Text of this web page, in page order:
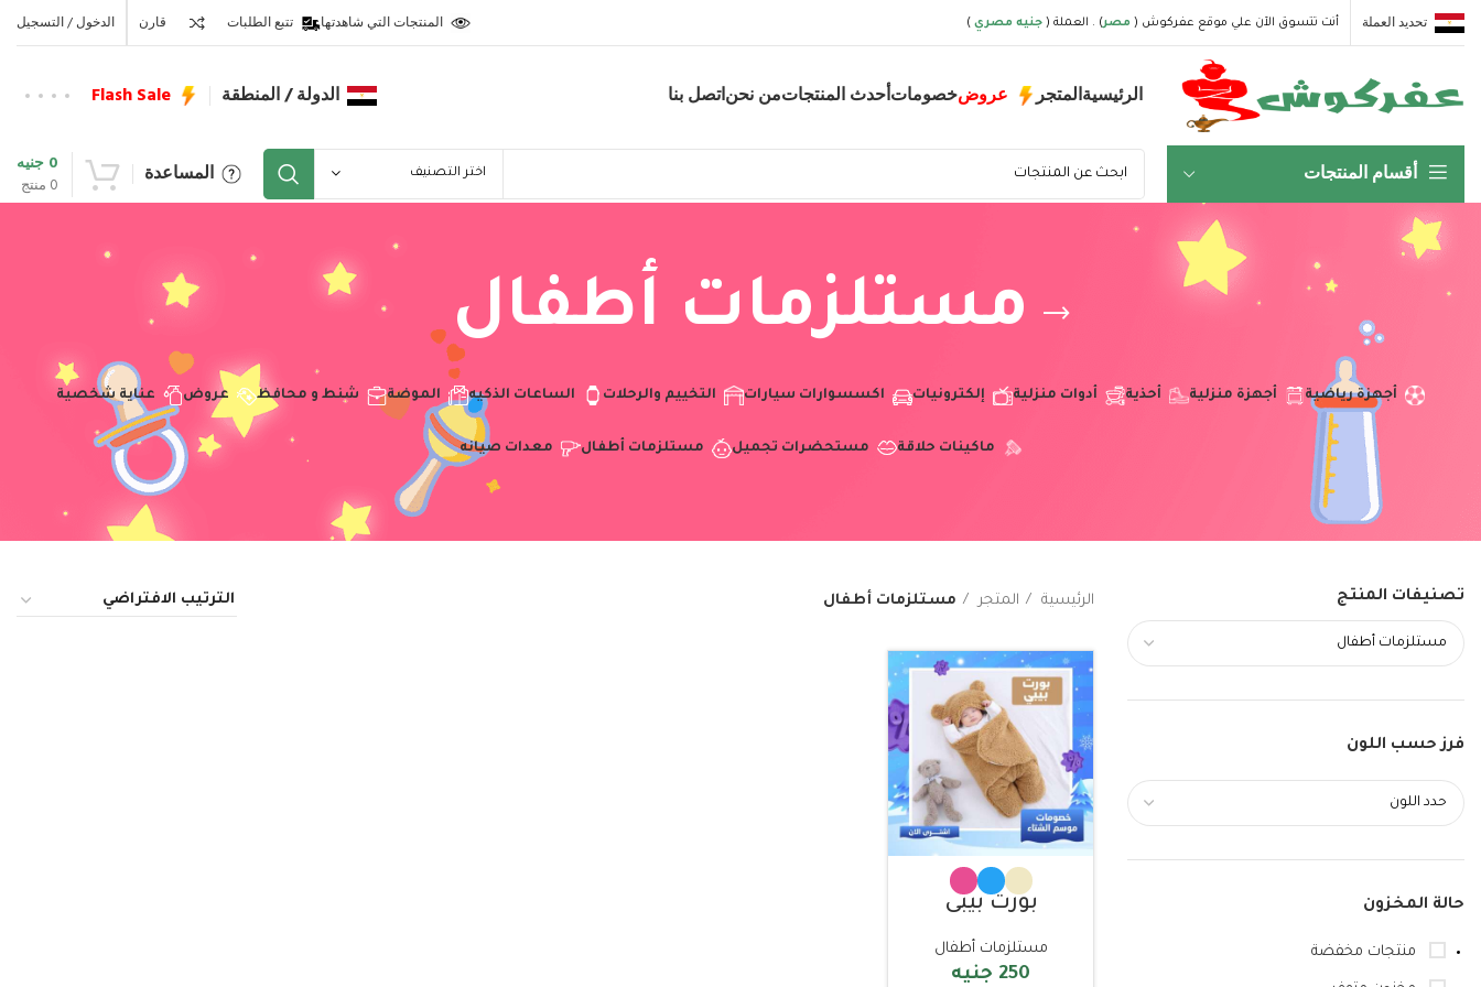
تحديد العملة أنت تتسوق الآن علي موقع عفركوش ( مصر) . العملة ( جنيه مصري ) المنتجات التي شاهدتها تتبع الطلبات قارن الدخول / التسجيل
الرئيسيةالمتجر عروضخصوماتأحدث المنتجاتمن نحناتصل بنا الدولة / المنطقة Flash Sale
أقسام المنتجات اختر التصنيف المساعدة 0 منتج
0 جنيه
مستلزمات أطفال
أجهزة رياضية أجهزة منزلية أحذية أدوات منزلية إلكترونيات اكسسوارات سيارات التخييم والرحلات الساعات الذكيه الموضة شنط و محافظ عروض عناية شخصية
ماكينات حلاقة مستحضرات تجميل مستلزمات أطفال معدات صيانه
تصنيفات المنتج
فرز حسب اللون
حالة المخزون
منتجات مخفضة
الرئيسية المتجر مستلزمات أطفال
بورت بيبي
مستلزمات أطفال
250 جنيه